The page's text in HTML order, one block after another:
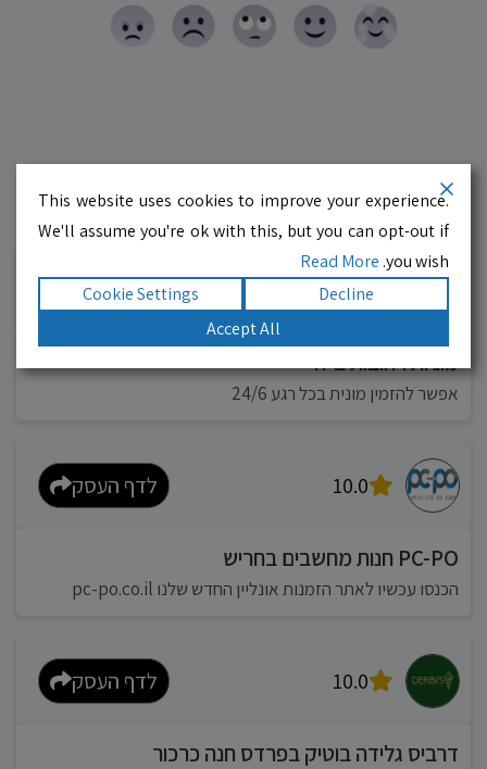
עסקים מומלצים!רוצים גם? לחצו כאן
10.0 לדף העסק
מוניות רחובות בילו
אפשר להזמין מונית בכל רגע 24/6
10.0 לדף העסק
PC-PO חנות מחשבים בחריש
הכנסו עכשיו לאתר הזמנות אונליין החדש שלנו pc-po.co.il
10.0 לדף העסק
דרביס גלידה בוטיק בפרדס חנה כרכור
This website uses cookies to improve your experience.
We'll assume you're ok with this, but you can opt-out if
you wish.
Read More
Decline
Cookie Settings
Accept All